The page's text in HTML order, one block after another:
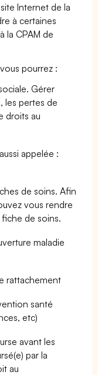
Internet de la
à certaines
la CPAM de
pourrez :
Gérer
les pertes de
droits au
appelée :
de soins. Afin
vous rendre
de soins.
maladie
rattachement
santé
etc)
avant les
par la
au